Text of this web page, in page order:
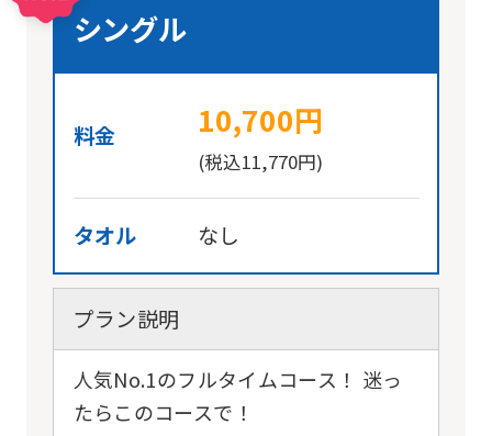
シングル
料金 10,700円
(税込11,770円)
タオル なし
プラン説明
人気No.1のフルタイムコース！ 迷っ
たらこのコースで！